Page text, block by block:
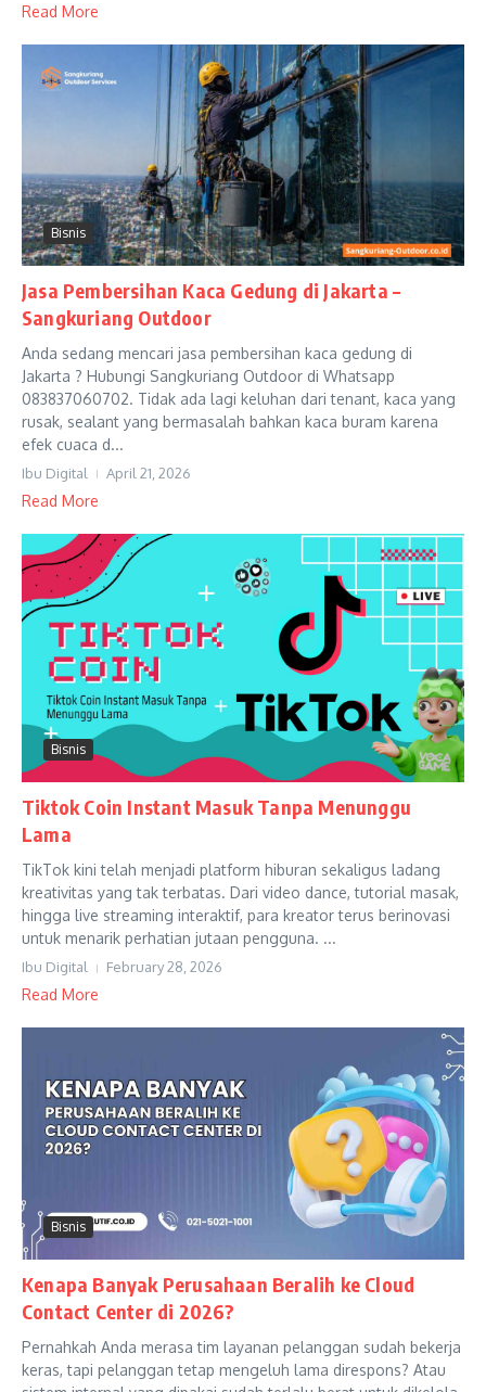
Read More
Bisnis
Jasa Pembersihan Kaca Gedung di Jakarta –
Sangkuriang Outdoor
Anda sedang mencari jasa pembersihan kaca gedung di
Jakarta ? Hubungi Sangkuriang Outdoor di Whatsapp
083837060702. Tidak ada lagi keluhan dari tenant, kaca yang
rusak, sealant yang bermasalah bahkan kaca buram karena
efek cuaca d...
Ibu Digital April 21, 2026
Read More
Bisnis
Tiktok Coin Instant Masuk Tanpa Menunggu
Lama
TikTok kini telah menjadi platform hiburan sekaligus ladang
kreativitas yang tak terbatas. Dari video dance, tutorial masak,
hingga live streaming interaktif, para kreator terus berinovasi
untuk menarik perhatian jutaan pengguna. ...
Ibu Digital February 28, 2026
Read More
Bisnis
Kenapa Banyak Perusahaan Beralih ke Cloud
Contact Center di 2026?
Pernahkah Anda merasa tim layanan pelanggan sudah bekerja
keras, tapi pelanggan tetap mengeluh lama direspons? Atau